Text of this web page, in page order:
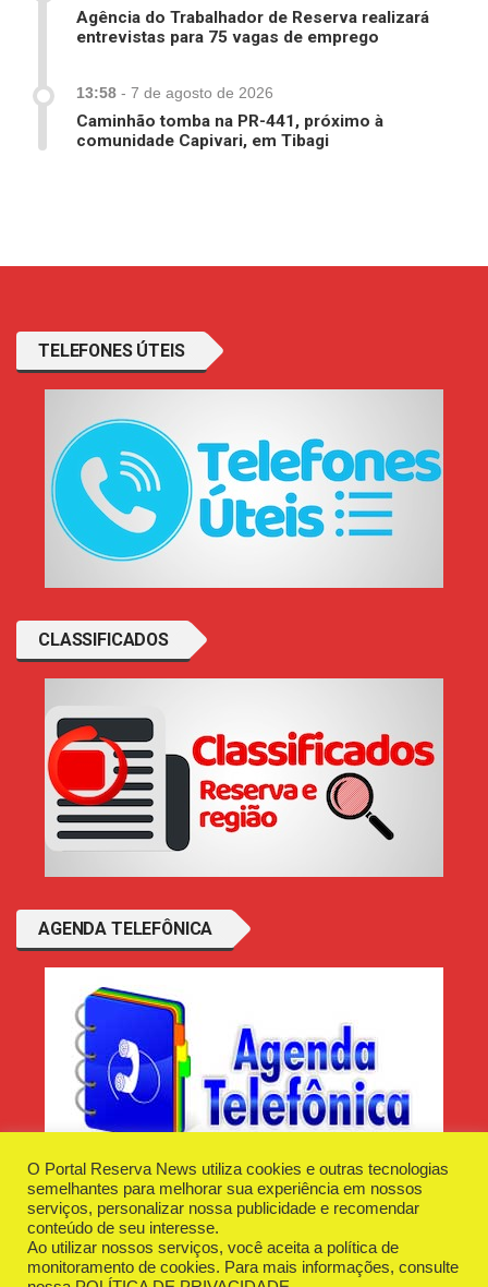
Agência do Trabalhador de Reserva realizará
entrevistas para 75 vagas de emprego
13:58 - 7 de agosto de 2026
Caminhão tomba na PR-441, próximo à
comunidade Capivari, em Tibagi
TELEFONES ÚTEIS
CLASSIFICADOS
AGENDA TELEFÔNICA
Desenvolvido e Hospedado porPlugin Informática
Reserva News Tecnologia - CNPJ - 42.509.198/0001-83
O Portal Reserva News utiliza cookies e outras tecnologias
semelhantes para melhorar sua experiência em nossos
serviços, personalizar nossa publicidade e recomendar
conteúdo de seu interesse.
Ao utilizar nossos serviços, você aceita a política de
monitoramento de cookies. Para mais informações, consulte